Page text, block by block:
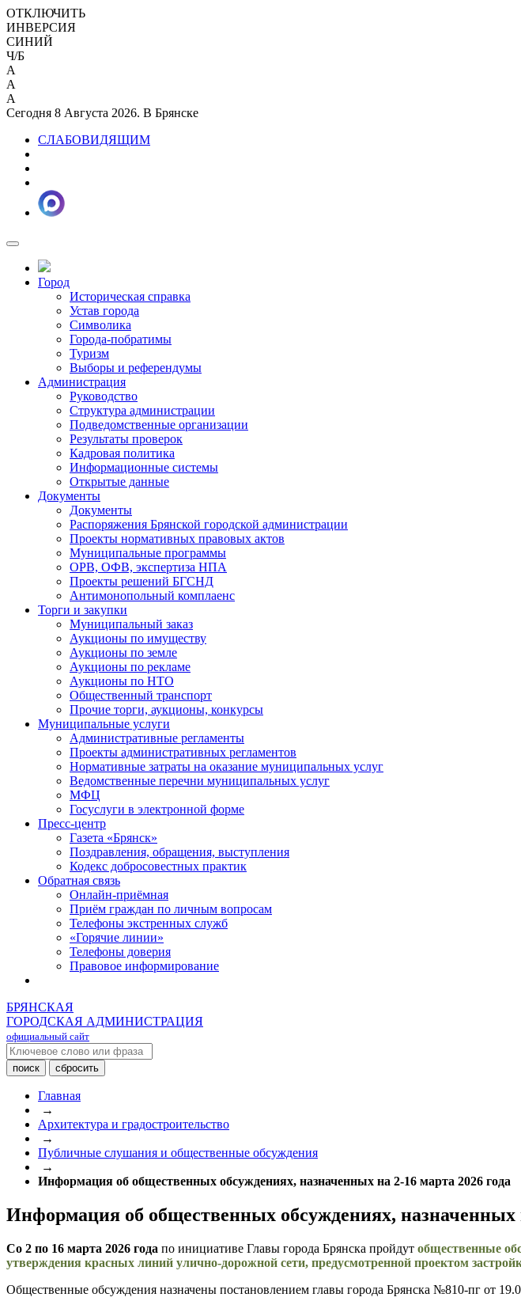
ОТКЛЮЧИТЬ
ИНВЕРСИЯ
СИНИЙ
Ч/Б
A
A
A
Сегодня 8 Августа 2026. В Брянске
СЛАБОВИДЯЩИМ
Город
Историческая справка
Устав города
Символика
Города-побратимы
Туризм
Выборы и референдумы
Администрация
Руководство
Структура администрации
Подведомственные организации
Результаты проверок
Кадровая политика
Информационные системы
Открытые данные
Документы
Документы
Распоряжения Брянской городской администрации
Проекты нормативных правовых актов
Муниципальные программы
ОРВ, ОФВ, экспертиза НПА
Проекты решений БГСНД
Антимонопольный комплаенс
Торги и закупки
Муниципальный заказ
Аукционы по имуществу
Аукционы по земле
Аукционы по рекламе
Аукционы по НТО
Общественный транспорт
Прочие торги, аукционы, конкурсы
Муниципальные услуги
Административные регламенты
Проекты административных регламентов
Нормативные затраты на оказание муниципальных услуг
Ведомственные перечни муниципальных услуг
МФЦ
Госуслуги в электронной форме
Пресс-центр
Газета «Брянск»
Поздравления, обращения, выступления
Кодекс добросовестных практик
Обратная связь
Онлайн-приёмная
Приём граждан по личным вопросам
Телефоны экстренных служб
«Горячие линии»
Телефоны доверия
Правовое информирование
БРЯНСКАЯ
ГОРОДСКАЯ АДМИНИСТРАЦИЯ
официальный сайт
Главная
→
Архитектура и градостроительство
→
Публичные слушания и общественные обсуждения
→
Информация об общественных обсуждениях, назначенных на 2-16 марта 2026 года
Информация об общественных обсуждениях, назначенных
Со 2 по 16 марта 2026 года по инициативе Главы города Брянска пройдут общественные
утверждения красных линий улично-дорожной сети, предусмотренной проектом
Общественные обсуждения назначены постановлением главы города Брянска №810-пг от